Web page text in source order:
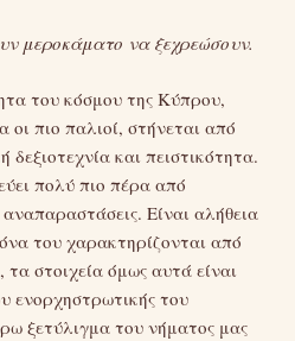
μεροκάματο να ξεχρεώσουν.
του κόσμου της Κύπρου,
πιο παλιοί, στήνεται από
και πειστικότητα.
πολύ πιο πέρα από
Είναι αλήθεια
του χαρακτηρίζονται από
τα στοιχεία όμως αυτά είναι
ενορχηστρωτικής του
ξετύλιγμα του νήματος μας